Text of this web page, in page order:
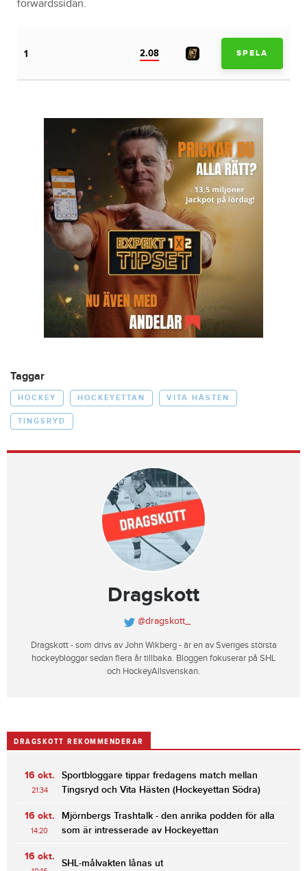
forwardssidan.
1 2.08 SPELA
Taggar
HOCKEY HOCKEYETTAN VITA HÄSTEN
TINGSRYD
Dragskott
@dragskott_
Dragskott - som drivs av John Wikberg - är en av Sveriges största
hockeybloggar sedan flera år tillbaka. Bloggen fokuserar på SHL
och HockeyAllsvenskan.
DRAGSKOTT REKOMMENDERAR
16 okt.
21:34
Sportbloggare tippar fredagens match mellan
Tingsryd och Vita Hästen (Hockeyettan Södra)
16 okt.
14:20
Mjörnbergs Trashtalk - den anrika podden för alla
som är intresserade av Hockeyettan
16 okt.
SHL-målvakten lånas ut